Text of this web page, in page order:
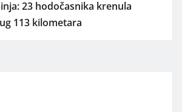
23 hodočasnika krenula
113 kilometara